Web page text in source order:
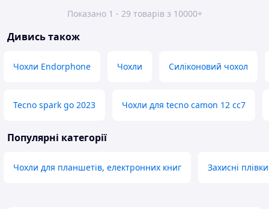
Показано 1 - 29 товарів з 10000+
Дивись також
Чохли Endorphone Чохли Силіконовий чохол
Tecno spark go 2023 Чохли для tecno camon 12 cc7
Популярні категорії
Чохли для планшетів, електронних книг Захисні